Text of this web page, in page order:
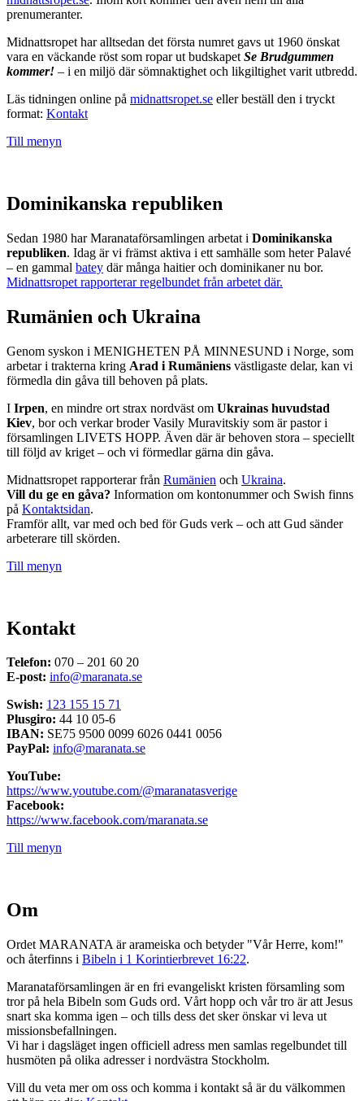
prenumeranter.
Midnattsropet har alltsedan det första numret gavs ut 1960 önskat
vara en väckande röst som ropar ut budskapet Se Brudgummen
kommer! – i en miljö där sömnaktighet och likgiltighet varit utbredd.
Läs tidningen online på midnattsropet.se eller beställ den i tryckt
format: Kontakt
Till menyn
Dominikanska republiken
Sedan 1980 har Maranataförsamlingen arbetat i Dominikanska
republiken. Idag är vi främst aktiva i ett samhälle som heter Palavé
– en gammal batey där många haitier och dominikaner nu bor.
Midnattsropet rapporterar regelbundet från arbetet där.
Rumänien och Ukraina
Genom syskon i MENIGHETEN PÅ MINNESUND i Norge, som
arbetar i trakterna kring Arad i Rumäniens västligaste delar, kan vi
förmedla din gåva till behoven på plats.
I Irpen, en mindre ort strax nordväst om Ukrainas huvudstad
Kiev, bor och verkar broder Vasily Muravitskiy som är pastor i
församlingen LIVETS HOPP. Även där är behoven stora – speciellt
till följd av kriget – och vi förmedlar gärna din gåva.
Midnattsropet rapporterar från Rumänien och Ukraina.
Vill du ge en gåva? Information om kontonummer och Swish finns
på Kontaktsidan.
Framför allt, var med och bed för Guds verk – och att Gud sänder
arbeterare till skörden.
Till menyn
Kontakt
Telefon: 070 – 201 60 20
E-post: info@maranata.se
Swish: 123 155 15 71
Plusgiro: 44 10 05-6
IBAN: SE75 9500 0099 6026 0441 0056
PayPal: info@maranata.se
YouTube:
https://www.youtube.com/@maranatasverige
Facebook:
https://www.facebook.com/maranata.se
Till menyn
Om
Ordet MARANATA är arameiska och betyder "Vår Herre, kom!"
och återfinns i Bibeln i 1 Korintierbrevet 16:22.
Maranataförsamlingen är en fri evangeliskt kristen församling som
tror på hela Bibeln som Guds ord. Vårt hopp och vår tro är att Jesus
snart ska komma igen – och tills dess det sker önskar vi leva ut
missionsbefallningen.
Vi har i dagsläget ingen officiell adress men samlas regelbundet till
husmöten på olika adresser i nordvästra Stockholm.
Vill du veta mer om oss och komma i kontakt så är du välkommen